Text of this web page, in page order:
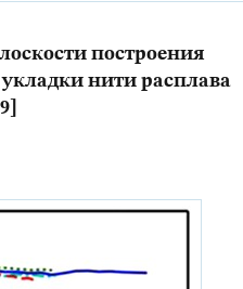
построения
нити расплава